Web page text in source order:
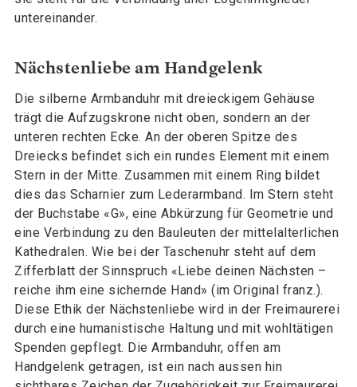
untereinander.
Nächstenliebe am Handgelenk
Die silberne Armbanduhr mit dreieckigem Gehäuse
trägt die Aufzugskrone nicht oben, sondern an der
unteren rechten Ecke. An der oberen Spitze des
Dreiecks befindet sich ein rundes Element mit einem
Stern in der Mitte. Zusammen mit einem Ring bildet
dies das Scharnier zum Lederarmband. Im Stern steht
der Buchstabe «G», eine Abkürzung für Geometrie und
eine Verbindung zu den Bauleuten der mittelalterlichen
Kathedralen. Wie bei der Taschenuhr steht auf dem
Zifferblatt der Sinnspruch «Liebe deinen Nächsten –
reiche ihm eine sichernde Hand» (im Original franz.).
Diese Ethik der Nächstenliebe wird in der Freimaurerei
durch eine humanistische Haltung und mit wohltätigen
Spenden gepflegt. Die Armbanduhr, offen am
Handgelenk getragen, ist ein nach aussen hin